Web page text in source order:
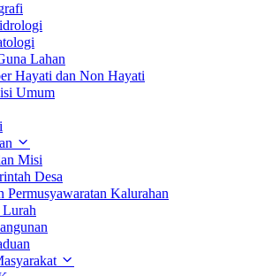
Lahan
Hayati dan Non Hayati
Umum
Misi
Desa
Permusyawaratan Kalurahan